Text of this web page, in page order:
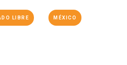
LIBRE MÉXICO